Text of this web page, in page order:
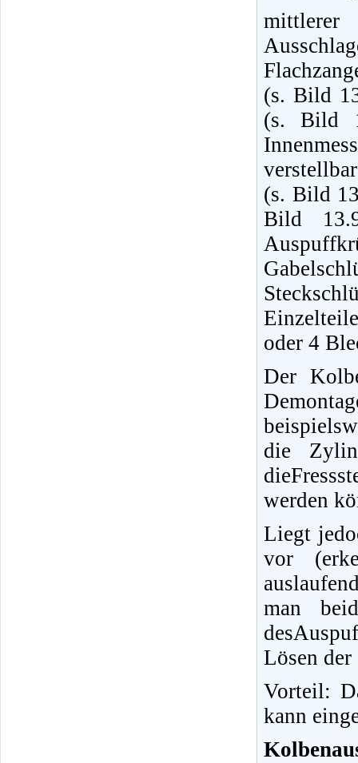
mittlerer
(s. Bild
(s. Bild
(s. Bild
Bild
oder 4
Der
die
werden
Liegt
vor
man
Lösen
Vorteil:
kann